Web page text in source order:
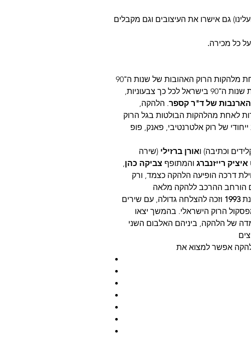
גם אישרו את העיצובים וגם מקבלים
כל מכירה.
הרוק האהובות של שנות ה־90
מעט מאוד להקות הצליחו להפוך את שנות ה־90 בישראל לכל כך צבעוניות,
של ד"ר קספר. הלהקה,
לאחת מהלהקות הבולטות בגל הרוק
של רוק אלטרנטיבי, פאנק, פופ
וכתיבה) ואורן ברזילי (שירה
איציק רייזנברג והמתופף צביקה כהן,
דרכה הופיעה הלהקה כצמד, ורק
1993 וזכה להצלחה גדולה, עם שירים
הרוק הישראלי. בהמשך יצאו
של הלהקה, ביניהם האלבום השני